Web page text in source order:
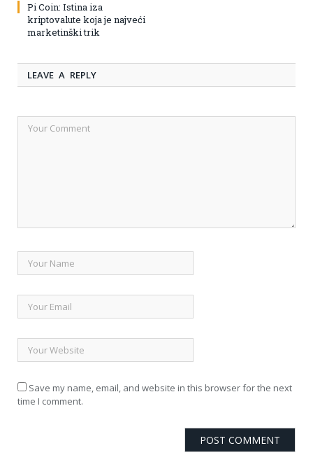
Pi Coin: Istina iza
kriptovalute koja je najveći
marketinški trik
LEAVE A REPLY
Save my name, email, and website in this browser for the next
time I comment.